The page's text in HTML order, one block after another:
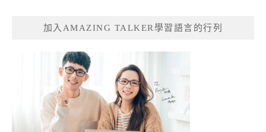
加入AMAZING TALKER學習語言的行列